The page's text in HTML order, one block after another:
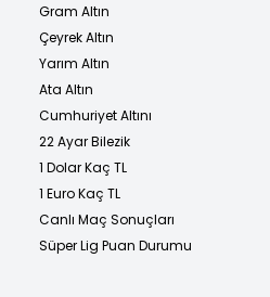
Gram Altın
Çeyrek Altın
Yarım Altın
Ata Altın
Cumhuriyet Altını
22 Ayar Bilezik
1 Dolar Kaç TL
1 Euro Kaç TL
Canlı Maç Sonuçları
Süper Lig Puan Durumu